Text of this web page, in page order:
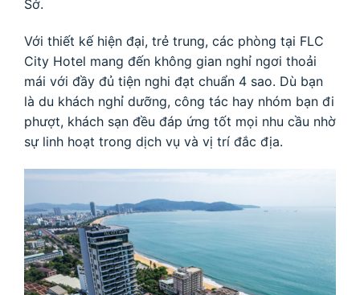
Sở.
Với thiết kế hiện đại, trẻ trung, các phòng tại FLC
City Hotel mang đến không gian nghỉ ngơi thoải
mái với đầy đủ tiện nghi đạt chuẩn 4 sao. Dù bạn
là du khách nghỉ dưỡng, công tác hay nhóm bạn đi
phượt, khách sạn đều đáp ứng tốt mọi nhu cầu nhờ
sự linh hoạt trong dịch vụ và vị trí đắc địa.